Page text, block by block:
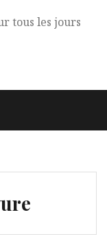
tous les jours